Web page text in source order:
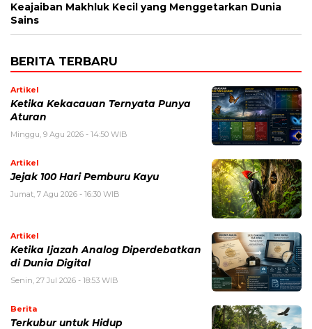
Keajaiban Makhluk Kecil yang Menggetarkan Dunia
Sains
BERITA TERBARU
Artikel
Ketika Kekacauan Ternyata Punya
Aturan
Minggu, 9 Agu 2026 - 14:50 WIB
Artikel
Jejak 100 Hari Pemburu Kayu
Jumat, 7 Agu 2026 - 16:30 WIB
Artikel
Ketika Ijazah Analog Diperdebatkan
di Dunia Digital
Senin, 27 Jul 2026 - 18:53 WIB
Berita
Terkubur untuk Hidup